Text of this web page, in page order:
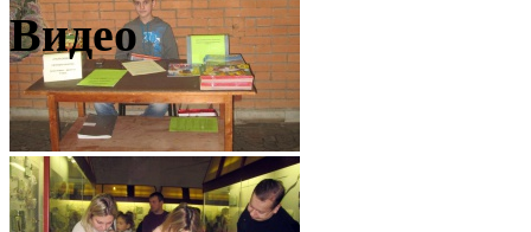
Видео